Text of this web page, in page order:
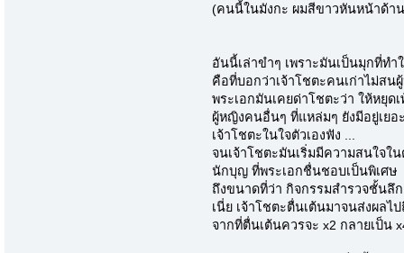
(คนนี้ในมังกะ ผมสีขาวหันหน้าด้า
อันนี้เล่าขำๆ เพราะมันเป็นมุกที่ทำ
คือที่บอกว่าเจ้าโชตะคนเก่าไม่ส
พระเอกมันเคยด่าโชตะว่า ให้หยุด
ผู้หญิงคนอื่นๆ ที่แหล่มๆ ยังมีอยู่เย
เจ้าโชตะในใจตัวเองฟัง ...
จนเจ้าโชตะมันเริ่มมีความสนใจ
นักบุญ ที่พระเอกชื่นชอบเป็นพิเศษ
ถึงขนาดที่ว่า กิจกรรมสำรวจชั้นลึ
เนี่ย เจ้าโชตะตื่นเต้นมาจนส่งผลไป
จากที่ตื่นเต้นควรจะ x2 กลายเป็น